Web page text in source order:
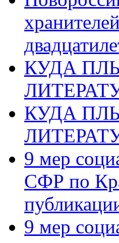
КУДА
КУДА
9 мер
СФР по
9 мер